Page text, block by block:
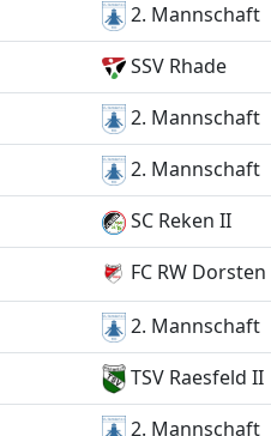
2. Mannschaft
SSV Rhade
2. Mannschaft
2. Mannschaft
SC Reken II
FC RW Dorsten
2. Mannschaft
TSV Raesfeld II
2. Mannschaft